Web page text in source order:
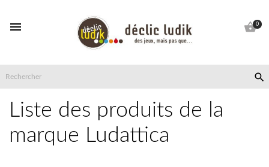
 0

Liste des produits de la
marque Ludattica